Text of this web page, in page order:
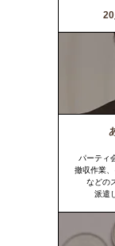
20
パーティ
撤収作業
などの
派遣